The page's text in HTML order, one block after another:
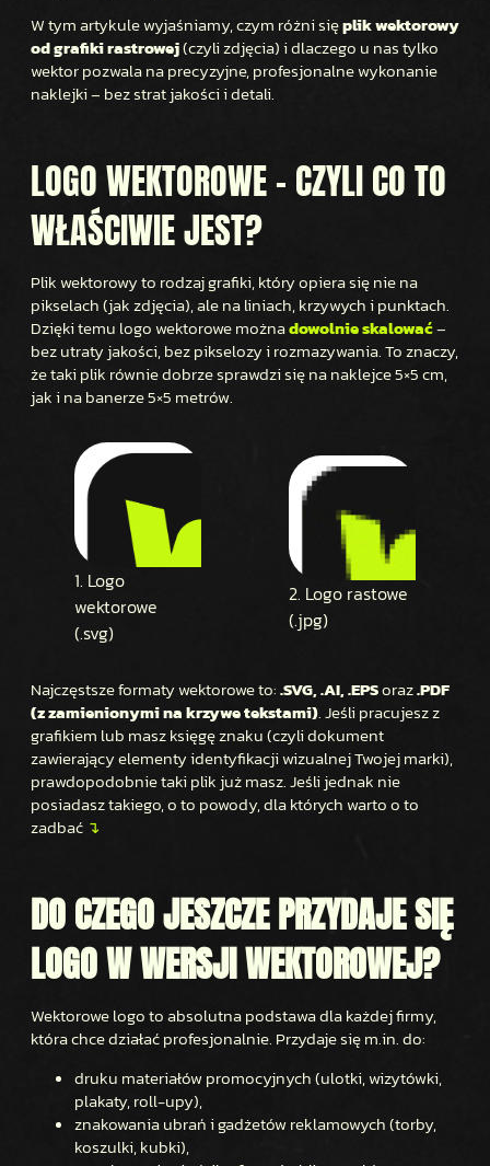
W tym artykule wyjaśniamy, czym różni sięplik wektorowy
od grafiki rastrowej(czyli zdjęcia) i dlaczego u nas tylko
wektor pozwala na precyzyjne, profesjonalne wykonanie
naklejki – bez strat jakości i detali.
LOGO WEKTOROWE – CZYLI CO TO
WŁAŚCIWIE JEST?
Plik wektorowy to rodzaj grafiki, który opiera się nie na
pikselach (jak zdjęcia), ale na liniach, krzywych i punktach.
Dzięki temu logo wektorowe możnadowolnie skalować–
bez utraty jakości, bez pikselozy i rozmazywania. To znaczy,
że taki plik równie dobrze sprawdzi się na naklejce 5×5 cm,
jak i na banerze 5×5 metrów.
1. Logo
wektorowe
(.svg)
2. Logo rastowe
(.jpg)
Najczęstsze formaty wektorowe to:.SVG, .AI, .EPSoraz.PDF
(z zamienionymi na krzywe tekstami). Jeśli pracujesz z
grafikiem lub masz księgę znaku (czyli dokument
zawierający elementy identyfikacji wizualnej Twojej marki),
prawdopodobnie taki plik już masz. Jeśli jednak nie
posiadasz takiego, o to powody, dla których warto o to
zadbać ↴
DO CZEGO JESZCZE PRZYDAJE SIĘ
LOGO W WERSJI WEKTOROWEJ?
Wektorowe logo to absolutna podstawa dla każdej firmy,
która chce działać profesjonalnie. Przydaje się m.in. do:
druku materiałów promocyjnych (ulotki, wizytówki,
plakaty, roll-upy),
znakowania ubrań i gadżetów reklamowych (torby,
koszulki, kubki),